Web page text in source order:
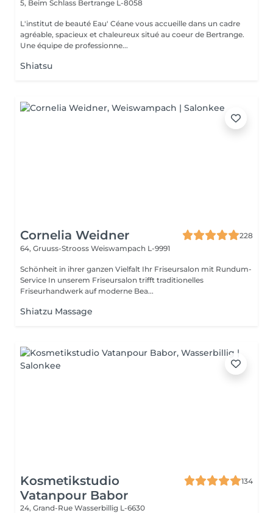
5, Beim Schlass Bertrange L-8058
L'institut de beauté Eau' Céane vous accueille dans un cadre
agréable, spacieux et chaleureux situé au coeur de Bertrange.
Une équipe de professionne...
Shiatsu
Cornelia Weidner
228
64, Gruuss-Strooss Weiswampach L-9991
Schönheit in ihrer ganzen Vielfalt Ihr Friseursalon mit Rundum-
Service In unserem Friseursalon trifft traditionelles
Friseurhandwerk auf moderne Bea...
Shiatzu Massage
Kosmetikstudio
Vatanpour Babor
134
24, Grand-Rue Wasserbillig L-6630